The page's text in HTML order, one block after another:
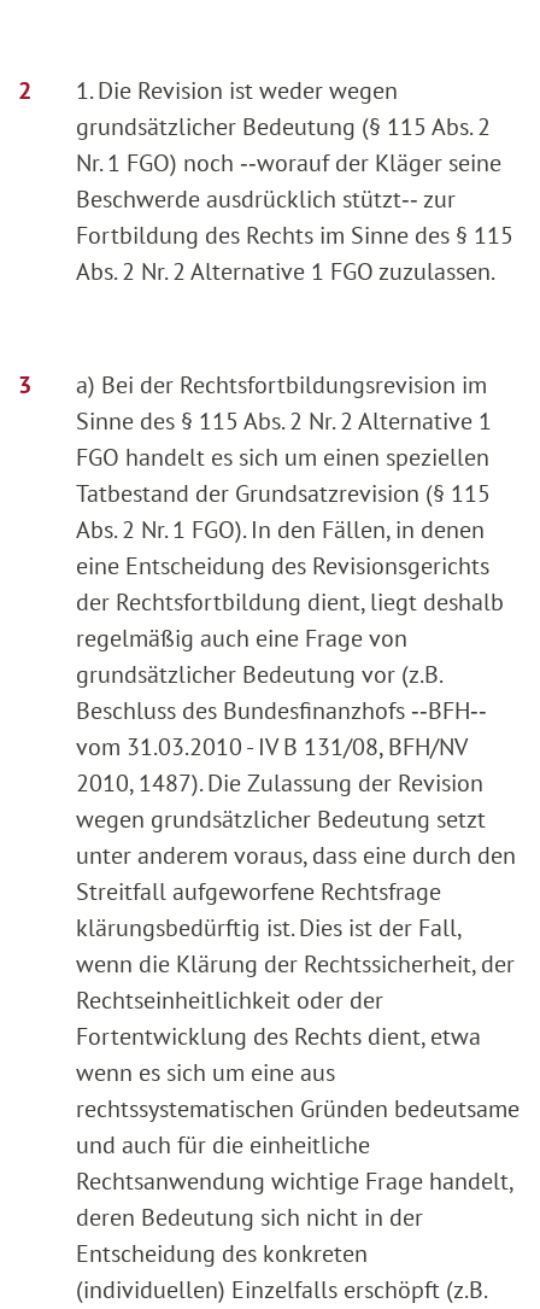
1. Die Revision ist weder wegen
grundsätzlicher Bedeutung (§ 115 Abs. 2
Nr. 1 FGO) noch ‑‑worauf der Kläger seine
Beschwerde ausdrücklich stützt‑‑ zur
Fortbildung des Rechts im Sinne des § 115
Abs. 2 Nr. 2 Alternative 1 FGO zuzulassen.
a) Bei der Rechtsfortbildungsrevision im
Sinne des § 115 Abs. 2 Nr. 2 Alternative 1
FGO handelt es sich um einen speziellen
Tatbestand der Grundsatzrevision (§ 115
Abs. 2 Nr. 1 FGO). In den Fällen, in denen
eine Entscheidung des Revisionsgerichts
der Rechtsfortbildung dient, liegt deshalb
regelmäßig auch eine Frage von
grundsätzlicher Bedeutung vor (z.B.
Beschluss des Bundesfinanzhofs ‑‑BFH‑‑
vom 31.03.2010 - IV B 131/08, BFH/NV
2010, 1487). Die Zulassung der Revision
wegen grundsätzlicher Bedeutung setzt
unter anderem voraus, dass eine durch den
Streitfall aufgeworfene Rechtsfrage
klärungsbedürftig ist. Dies ist der Fall,
wenn die Klärung der Rechtssicherheit, der
Rechtseinheitlichkeit oder der
Fortentwicklung des Rechts dient, etwa
wenn es sich um eine aus
rechtssystematischen Gründen bedeutsame
und auch für die einheitliche
Rechtsanwendung wichtige Frage handelt,
deren Bedeutung sich nicht in der
Entscheidung des konkreten
(individuellen) Einzelfalls erschöpft (z.B.